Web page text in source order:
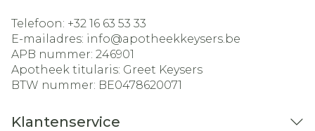
Telefoon: +32 16 63 53 33
E-mailadres: info@apotheekkeysers.be
APB nummer: 246901
Apotheek titularis: Greet Keysers
BTW nummer: BE0478620071
Klantenservice